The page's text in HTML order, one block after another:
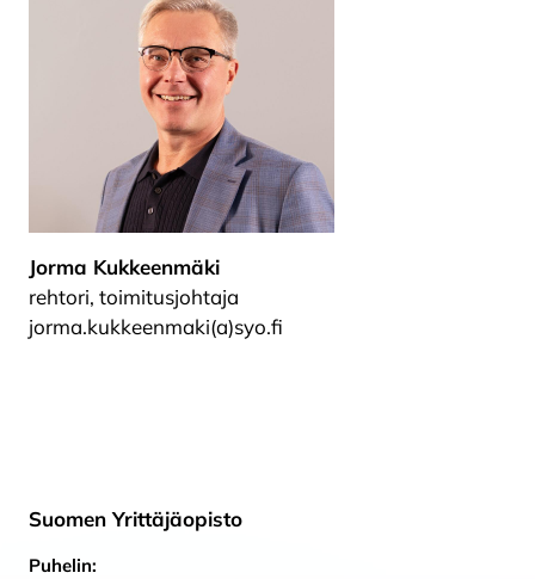
Jorma Kukkeenmäki
rehtori, toimitusjohtaja
jorma.kukkeenmaki(a)syo.fi
Suomen Yrittäjäopisto
Puhelin: